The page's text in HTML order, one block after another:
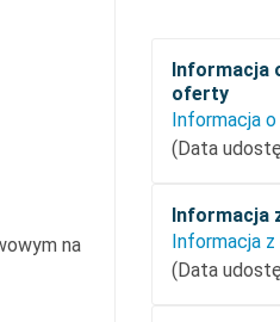
na
Informacja
oferty
(Data
Informacja
Informacja
(Data